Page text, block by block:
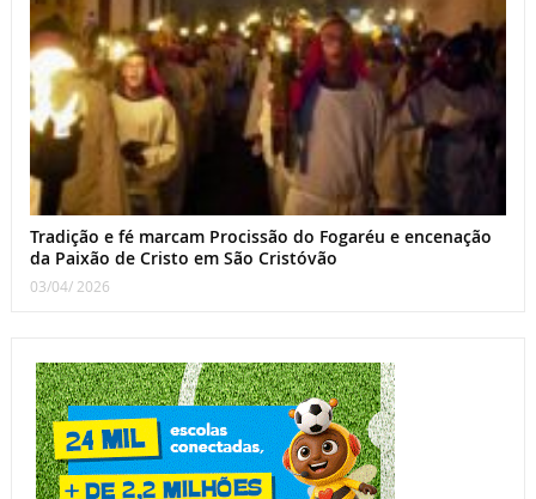
Tradição e fé marcam Procissão do Fogaréu e encenação
da Paixão de Cristo em São Cristóvão
03/04/ 2026